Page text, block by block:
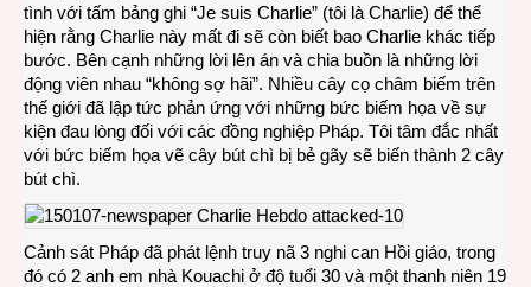
tình với tấm bảng ghi “Je suis Charlie” (tôi là Charlie) để thể
hiện rằng Charlie này mất đi sẽ còn biết bao Charlie khác tiếp
bước. Bên cạnh những lời lên án và chia buồn là những lời
động viên nhau “không sợ hãi”. Nhiều cây cọ châm biếm trên
thế giới đã lập tức phản ứng với những bức biếm họa về sự
kiện đau lòng đối với các đồng nghiệp Pháp. Tôi tâm đắc nhất
với bức biếm họa vẽ cây bút chì bị bẻ gãy sẽ biến thành 2 cây
bút chì.
Cảnh sát Pháp đã phát lệnh truy nã 3 nghi can Hồi giáo, trong
đó có 2 anh em nhà Kouachi ở độ tuổi 30 và một thanh niên 19